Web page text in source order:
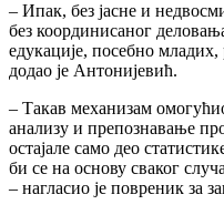
– Ипак, без јасне и
без координисаног
едукације, посебно
додао је Антонијевић.
– Такав механизам
анализу и препознавање
остајале само део
би се на основу сваког
– нагласио је повреник за